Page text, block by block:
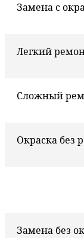
Замена с
Легкий
Сложный
Окраска без
Замена без